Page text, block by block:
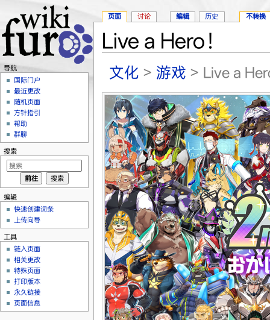
Live a Hero！
文化 > 游戏 > Live a
页面 讨论 编辑 历史 不转换
导航
国际门户
最近更改
随机页面
方针指引
帮助
群聊
搜索
编辑
快速创建词条
上传向导
工具
链入页面
相关更改
特殊页面
打印版本
永久链接
页面信息